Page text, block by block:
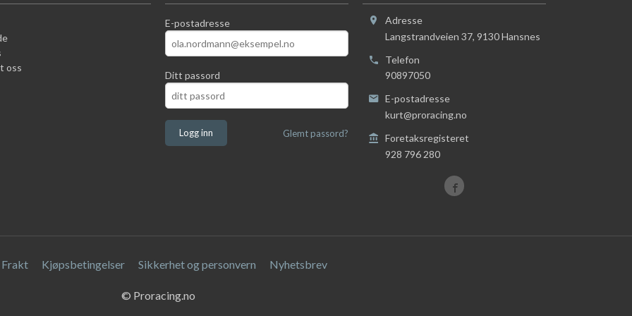
oss
E-postadresse
Ditt passord
Glemt passord?
Adresse
Langstrandveien 37, 9130Hansnes
Telefon
90897050
E-postadresse
kurt@proracing.no
Foretaksregisteret
928 796 280
Frakt Kjøpsbetingelser Sikkerhet og personvern Nyhetsbrev
© Proracing.no